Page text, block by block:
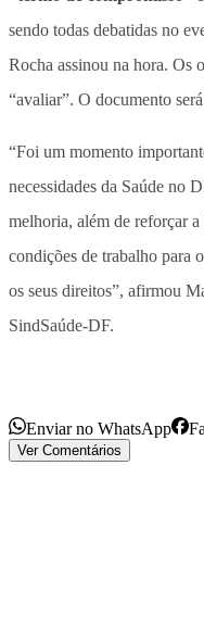
sendo todas debatidas no
Rocha assinou na hora. Os
“avaliar”. O documento
“Foi um momento
necessidades da Saúde no
melhoria, além de reforçar
condições de trabalho para
os seus direitos”, afirmou
SindSaúde-DF.
Enviar no WhatsApp
Ver Comentários